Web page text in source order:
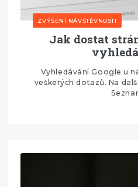
ZVÝŠENÍ NÁVŠTĚVNOSTI
Jak dostat
Vyhledávání Google u
veškerých dotazů. Na